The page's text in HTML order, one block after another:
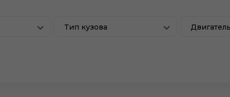
Тип кузова Двигатель